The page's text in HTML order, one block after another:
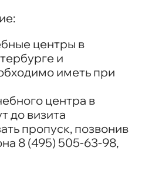
центры в
и
иметь при
центра в
до визита
пропуск, позвонив
8 (495) 505-63-98,